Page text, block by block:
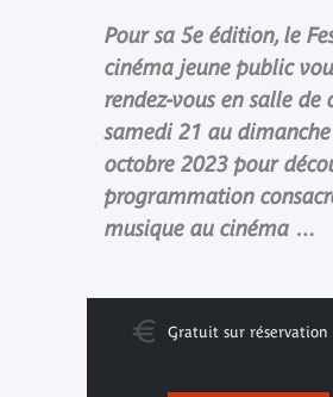
Pour sa 5e édition, le
cinéma jeune public
rendez-vous en salle de
samedi 21 au
octobre 2023 pour
programmation
musique au cinéma …
Gratuit sur réservation